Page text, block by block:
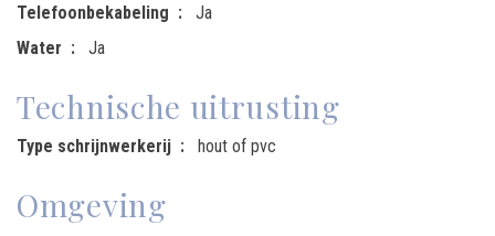
Telefoonbekabeling
Ja
Water
Ja
Technische uitrusting
Type schrijnwerkerij hout of pvc
Omgeving